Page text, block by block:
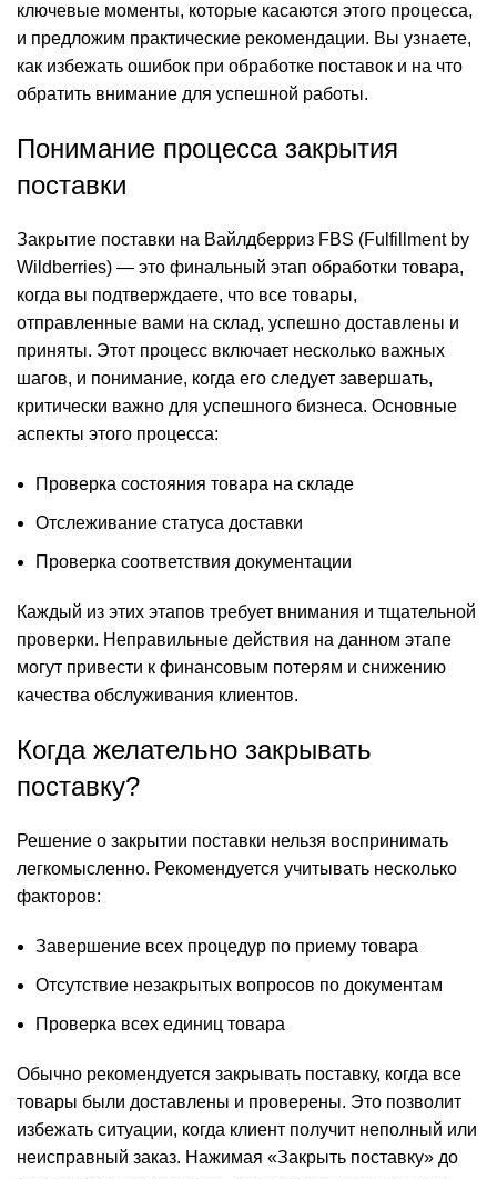
ключевые моменты, которые касаются этого процесса,
и предложим практические рекомендации. Вы узнаете,
как избежать ошибок при обработке поставок и на что
обратить внимание для успешной работы.
Понимание процесса закрытия
поставки
Закрытие поставки на Вайлдберриз FBS (Fulfillment by
Wildberries) — это финальный этап обработки товара,
когда вы подтверждаете, что все товары,
отправленные вами на склад, успешно доставлены и
приняты. Этот процесс включает несколько важных
шагов, и понимание, когда его следует завершать,
критически важно для успешного бизнеса. Основные
аспекты этого процесса:
Проверка состояния товара на складе
Отслеживание статуса доставки
Проверка соответствия документации
Каждый из этих этапов требует внимания и тщательной
проверки. Неправильные действия на данном этапе
могут привести к финансовым потерям и снижению
качества обслуживания клиентов.
Когда желательно закрывать
поставку?
Решение о закрытии поставки нельзя воспринимать
легкомысленно. Рекомендуется учитывать несколько
факторов:
Завершение всех процедур по приему товара
Отсутствие незакрытых вопросов по документам
Проверка всех единиц товара
Обычно рекомендуется закрывать поставку, когда все
товары были доставлены и проверены. Это позволит
избежать ситуации, когда клиент получит неполный или
неисправный заказ. Нажимая «Закрыть поставку» до